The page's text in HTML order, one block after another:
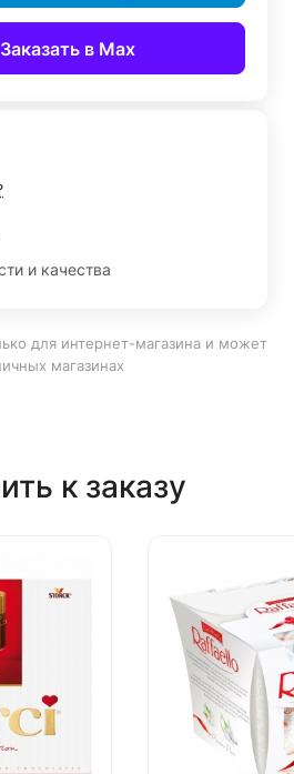
Заказать в Max
и качества
для интернет-магазина и может
магазинах
к заказу